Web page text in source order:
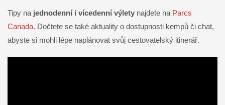
Tipy na jednodenní i vícedenní výlety najdete na Parcs
Canada. Dočtete se také aktuality o dostupnosti kempů či chat,
abyste si mohli lépe naplánovat svůj cestovatelský itinerář.